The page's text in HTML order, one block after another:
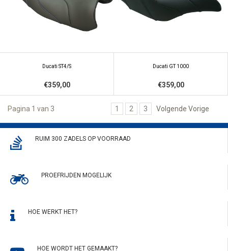
Ducati ST4/S
€359,00
Ducati GT 1000
€359,00
Pagina 1 van 3 1 2 3 Volgende Vorige
RUIM 300 ZADELS OP VOORRAAD
PROEFRIJDEN MOGELIJK
HOE WERKT HET?
HOE WORDT HET GEMAAKT?